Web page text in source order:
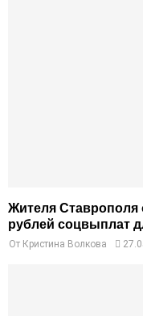
Жителя Ставрополя
рублей соцвыплат
От Кристина Волкова